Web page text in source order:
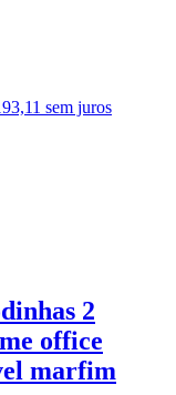
sem juros
2
office
marfim